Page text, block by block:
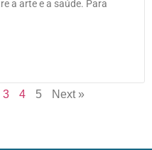
a arte e a saúde. Para
3 4 5 Next »